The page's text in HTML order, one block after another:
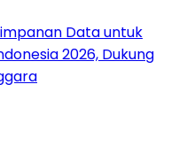
Data untuk
2026, Dukung